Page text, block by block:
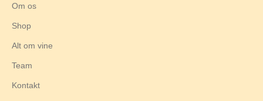
Om os
Shop
Alt om vine
Team
Kontakt